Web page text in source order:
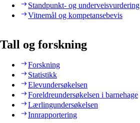
Standpunkt- og underveisvurdering
Vitnemål og kompetansebevis
Tall og forskning
Forskning
Statistikk
Elevundersøkelsen
Foreldreundersøkelsen i barnehage
Lærlingundersøkelsen
Innrapportering